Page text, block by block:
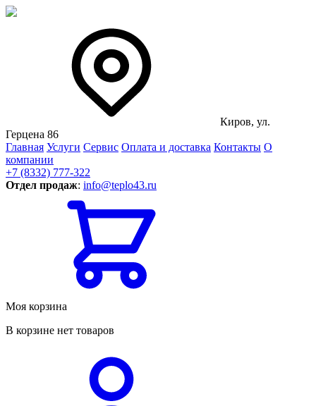
Киров, ул.
Герцена 86
Главная Услуги Сервис Оплата и доставка Контакты О
компании
+7 (8332) 777-322
Отдел продаж: info@teplo43.ru
Моя корзина
В корзине нет товаров